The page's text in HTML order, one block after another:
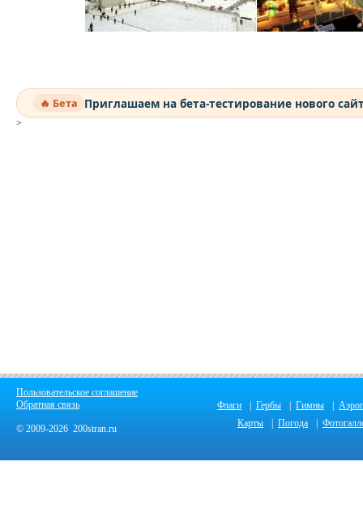
🔥 Бета Приглашаем на бета-тестирование нового
>
Пользовательское соглашение
Обратная связь
© 2009-2026 200stran.ru
Флаги Гербы Гимны
Карты
Погода